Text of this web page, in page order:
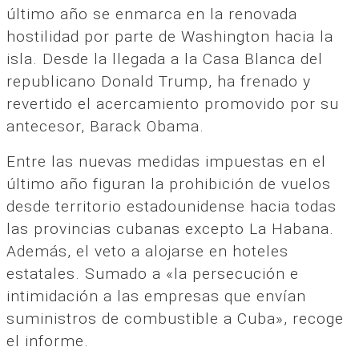
último año se enmarca en la renovada
hostilidad por parte de Washington hacia la
isla. Desde la llegada a la Casa Blanca del
republicano Donald Trump, ha frenado y
revertido el acercamiento promovido por su
antecesor, Barack Obama.
Entre las nuevas medidas impuestas en el
último año figuran la prohibición de vuelos
desde territorio estadounidense hacia todas
las provincias cubanas excepto La Habana.
Además, el veto a alojarse en hoteles
estatales. Sumado a «la persecución e
intimidación a las empresas que envían
suministros de combustible a Cuba», recoge
el informe.